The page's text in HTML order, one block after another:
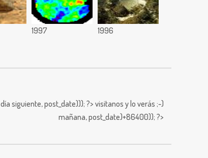
1997 1996
día siguiente,post_date))); ?> visitanos y lo verás ;-)
mañana,post_date)+86400)); ?>